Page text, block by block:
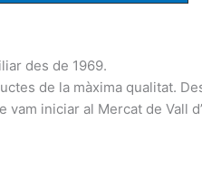
des de 1969.
de la màxima qualitat.
iniciar al Mercat de Vall